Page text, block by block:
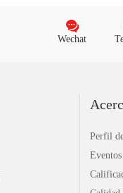
Wechat
Perfil